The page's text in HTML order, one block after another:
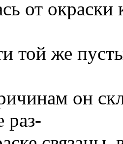
от
той же
он
раз-